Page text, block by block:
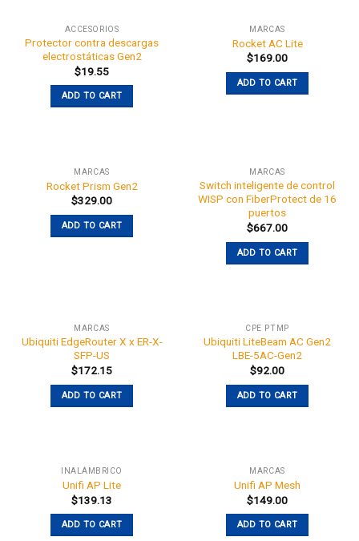
ACCESORIOS
Protector contra descargas
electrostáticas Gen2
$19.55
ADD TO CART
MARCAS
Rocket AC Lite
$169.00
ADD TO CART
MARCAS
Rocket Prism Gen2
$329.00
ADD TO CART
MARCAS
Switch inteligente de control
WISP con FiberProtect de 16
puertos
$667.00
ADD TO CART
MARCAS
Ubiquiti EdgeRouter X x ER-X-
SFP-US
$172.15
ADD TO CART
CPE PTMP
Ubiquiti LiteBeam AC Gen2
LBE-5AC-Gen2
$92.00
ADD TO CART
INALÁMBRICO
Unifi AP Lite
$139.13
ADD TO CART
MARCAS
Unifi AP Mesh
$149.00
ADD TO CART